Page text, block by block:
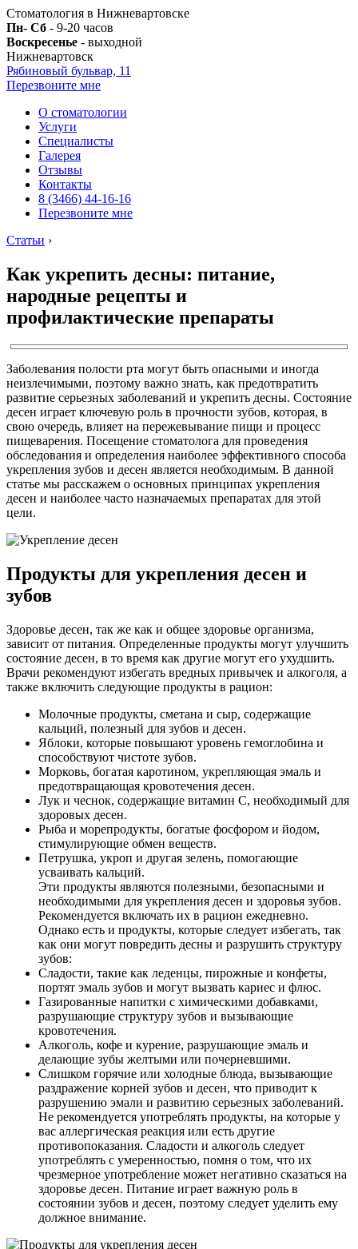
Стоматология в Нижневартовске
Пн- Сб - 9-20 часов
Воскресенье - выходной
Нижневартовск
Рябиновый бульвар, 11
Перезвоните мне
О стоматологии
Услуги
Специалисты
Галерея
Отзывы
Контакты
8 (3466) 44-16-16
Перезвоните мне
Статьи ›
Как укрепить десны: питание,
народные рецепты и
профилактические препараты
Заболевания полости рта могут быть опасными и иногда
неизлечимыми, поэтому важно знать, как предотвратить
развитие серьезных заболеваний и укрепить десны. Состояние
десен играет ключевую роль в прочности зубов, которая, в
свою очередь, влияет на пережевывание пищи и процесс
пищеварения. Посещение стоматолога для проведения
обследования и определения наиболее эффективного способа
укрепления зубов и десен является необходимым. В данной
статье мы расскажем о основных принципах укрепления
десен и наиболее часто назначаемых препаратах для этой
цели.
Продукты для укрепления десен и
зубов
Здоровье десен, так же как и общее здоровье организма,
зависит от питания. Определенные продукты могут улучшить
состояние десен, в то время как другие могут его ухудшить.
Врачи рекомендуют избегать вредных привычек и алкоголя, а
также включить следующие продукты в рацион:
Молочные продукты, сметана и сыр, содержащие
кальций, полезный для зубов и десен.
Яблоки, которые повышают уровень гемоглобина и
способствуют чистоте зубов.
Морковь, богатая каротином, укрепляющая эмаль и
предотвращающая кровотечения десен.
Лук и чеснок, содержащие витамин С, необходимый для
здоровых десен.
Рыба и морепродукты, богатые фосфором и йодом,
стимулирующие обмен веществ.
Петрушка, укроп и другая зелень, помогающие
усваивать кальций.
Эти продукты являются полезными, безопасными и
необходимыми для укрепления десен и здоровья зубов.
Рекомендуется включать их в рацион ежедневно.
Однако есть и продукты, которые следует избегать, так
как они могут повредить десны и разрушить структуру
зубов:
Сладости, такие как леденцы, пирожные и конфеты,
портят эмаль зубов и могут вызвать кариес и флюс.
Газированные напитки с химическими добавками,
разрушающие структуру зубов и вызывающие
кровотечения.
Алкоголь, кофе и курение, разрушающие эмаль и
делающие зубы желтыми или почерневшими.
Слишком горячие или холодные блюда, вызывающие
раздражение корней зубов и десен, что приводит к
разрушению эмали и развитию серьезных заболеваний.
Не рекомендуется употреблять продукты, на которые у
вас аллергическая реакция или есть другие
противопоказания. Сладости и алкоголь следует
употреблять с умеренностью, помня о том, что их
чрезмерное употребление может негативно сказаться на
здоровье десен. Питание играет важную роль в
состоянии зубов и десен, поэтому следует уделить ему
должное внимание.